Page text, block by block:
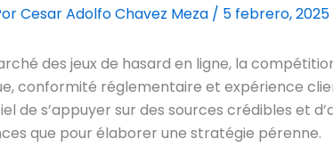
Cesar Adolfo Chavez Meza / 5 febrero, 2025
des jeux de hasard en ligne, la
conformité réglementaire et expérience
de s’appuyer sur des sources crédibles et
que pour élaborer une stratégie pérenne.